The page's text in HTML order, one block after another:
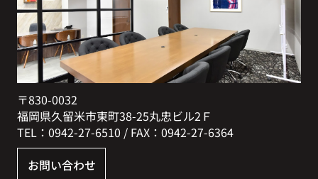
〒830-0032
福岡県久留米市東町38-25丸忠ビル2Ｆ
TEL：0942-27-6510 / FAX：0942-27-6364
お問い合わせ